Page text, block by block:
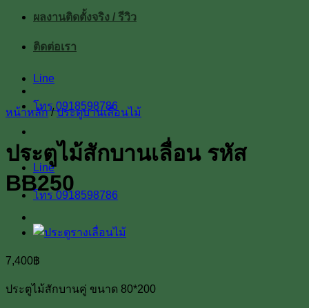
ผลงานติดตั้งจริง / รีวิว
ติดต่อเรา
Line
โทร 0918598786
Line
โทร 0918598786
หน้าหลัก / ประตูบานเลื่อนไม้
ประตูไม้สักบานเลื่อน รหัส
BB250
7,400฿
ประตูไม้สักบานคู่ ขนาด 80*200